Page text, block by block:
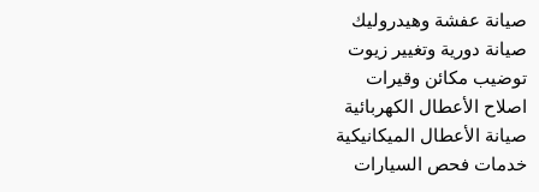
صيانة عفشة وهيدروليك
صيانة دورية وتغيير زيوت
توضيب مكائن وقيرات
اصلاح الأعطال الكهربائية
صيانة الأعطال الميكانيكية
خدمات فحص السيارات